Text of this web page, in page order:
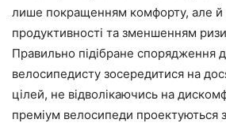
лише покращенням комфорту, але й
продуктивності та зменшенням
Правильно підібране спорядження
велосипедисту зосередитися на
цілей, не відволікаючись на
преміум велосипеди проектуються